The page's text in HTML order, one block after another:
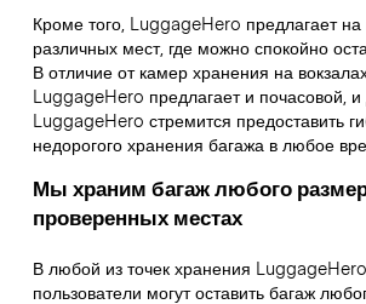
Кроме того, LuggageHero предлагает
различных мест, где можно спокойно
В отличие от камер хранения на
LuggageHero предлагает и почасовой,
LuggageHero стремится предоставить
недорогого хранения багажа в любое
Мы храним багаж любого
проверенных местах
В любой из точек хранения
пользователи могут оставить багаж